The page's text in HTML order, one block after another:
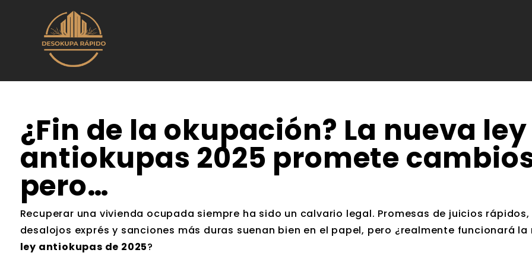
¿Fin de la okupación? La nueva ley
antiokupas 2025 promete
pero…
Recuperar una vivienda ocupada siempre ha sido un calvario legal. Promesas de juicios rápidos,
desalojos exprés y sanciones más duras suenan bien en el papel, pero ¿realmente funcionará la
ley antiokupas de 2025?